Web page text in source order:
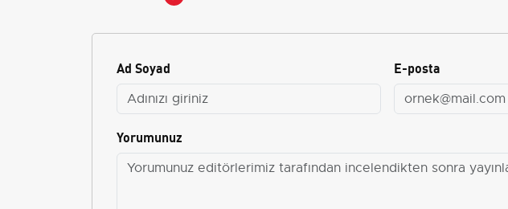
Ad Soyad E-posta
Yorumunuz